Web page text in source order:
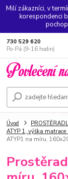
Milí zákazníci, v
korespondenci
730 529 620
Po-Pá (9-16 hodin)
Úvod
ATYP 1, výška
ATYP1 na míru,